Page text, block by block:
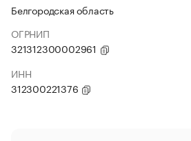
Белгородская область
ОГРНИП
321312300002961
ИНН
312300221376